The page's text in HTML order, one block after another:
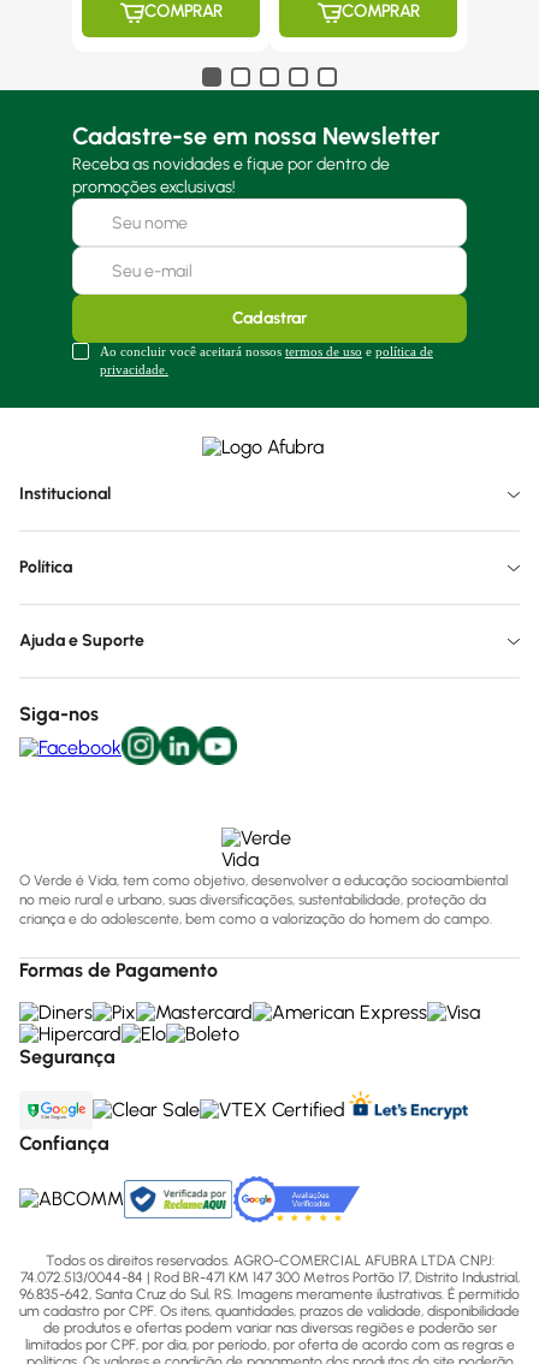
COMPRAR COMPRAR
Cadastre-se em nossa Newsletter
Receba as novidades e fique por dentro de
promoções exclusivas!
Cadastrar
Ao concluir você aceitará nossos termos de uso e política de
privacidade.
Institucional
Política
Ajuda e Suporte
Siga-nos
O Verde é Vida, tem como objetivo, desenvolver a educação socioambiental
no meio rural e urbano, suas diversificações, sustentabilidade, proteção da
criança e do adolescente, bem como a valorização do homem do campo.
Formas de Pagamento
Segurança
Confiança
Todos os direitos reservados. AGRO-COMERCIAL AFUBRA LTDA CNPJ:
74.072.513/0044-84 | Rod BR-471 KM 147 300 Metros Portão 17, Distrito Industrial,
96.835-642, Santa Cruz do Sul, RS. Imagens meramente ilustrativas. É permitido
um cadastro por CPF. Os itens, quantidades, prazos de validade, disponibilidade
de produtos e ofertas podem variar nas diversas regiões e poderão ser
limitados por CPF, por dia, por período, por oferta de acordo com as regras e